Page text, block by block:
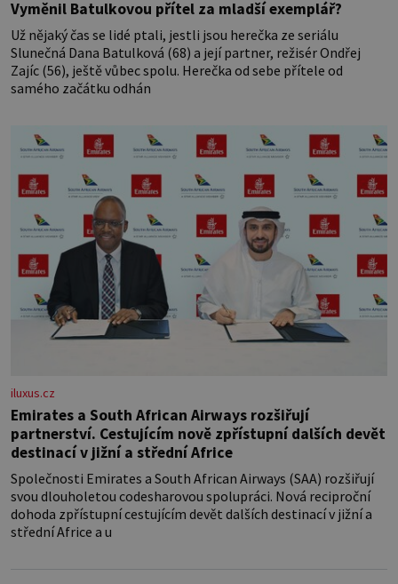
Vyměnil Batulkovou přítel za mladší exemplář?
Už nějaký čas se lidé ptali, jestli jsou herečka ze seriálu
Slunečná Dana Batulková (68) a její partner, režisér Ondřej
Zajíc (56), ještě vůbec spolu. Herečka od sebe přítele od
samého začátku odhán
iluxus.cz
Emirates a South African Airways rozšiřují
partnerství. Cestujícím nově zpřístupní dalších devět
destinací v jižní a střední Africe
Společnosti Emirates a South African Airways (SAA) rozšiřují
svou dlouholetou codesharovou spolupráci. Nová reciproční
dohoda zpřístupní cestujícím devět dalších destinací v jižní a
střední Africe a u